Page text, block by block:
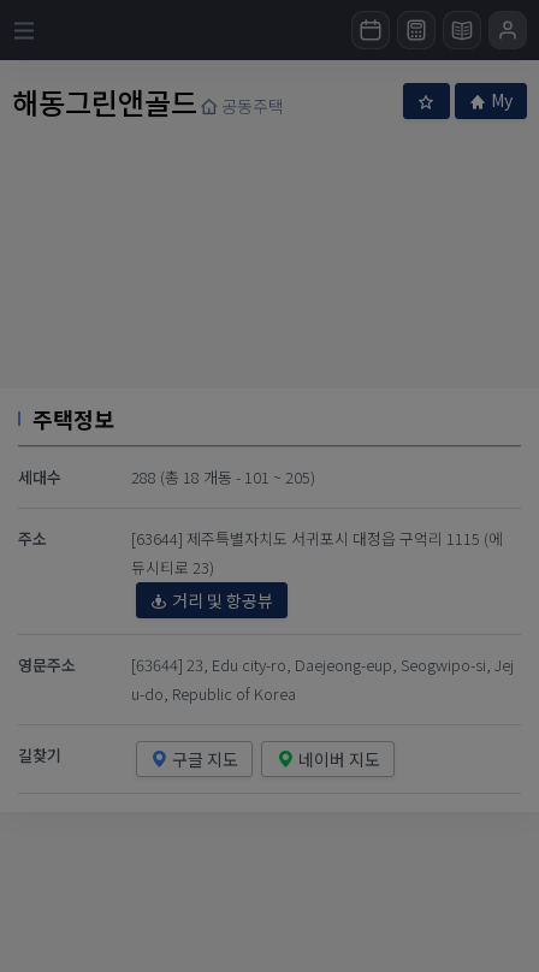
해동그린앤골드 공동주택 My
주택정보
세대수 288 (총 18 개동 - 101 ~ 205)
주소
[63644] 제주특별자치도 서귀포시 대정읍 구억리 1115 (에
듀시티로 23)
거리 및 항공뷰
영문주소
[63644] 23, Edu city-ro, Daejeong-eup, Seogwipo-si, Jej
u-do, Republic of Korea
길찾기 구글 지도 네이버 지도